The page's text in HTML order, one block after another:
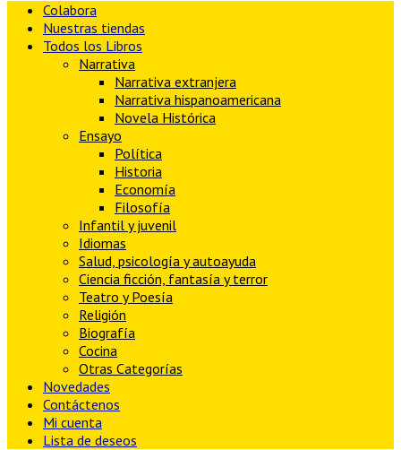
Colabora
Nuestras tiendas
Todos los Libros
Narrativa
Narrativa extranjera
Narrativa hispanoamericana
Novela Histórica
Ensayo
Política
Historia
Economía
Filosofía
Infantil y juvenil
Idiomas
Salud, psicología y autoayuda
Ciencia ficción, fantasía y terror
Teatro y Poesía
Religión
Biografía
Cocina
Otras Categorías
Novedades
Contáctenos
Mi cuenta
Lista de deseos